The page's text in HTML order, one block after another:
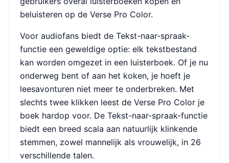
beluisteren op de Verse Pro Color.
Voor audiofans biedt de Tekst-naar-spraak-
functie een geweldige optie: elk tekstbestand
kan worden omgezet in een luisterboek. Of je nu
onderweg bent of aan het koken, je hoeft je
leesavonturen niet meer te onderbreken. Met
slechts twee klikken leest de Verse Pro Color je
boek hardop voor. De Tekst-naar-spraak-functie
biedt een breed scala aan natuurlijk klinkende
stemmen, zowel mannelijk als vrouwelijk, in 26
verschillende talen.